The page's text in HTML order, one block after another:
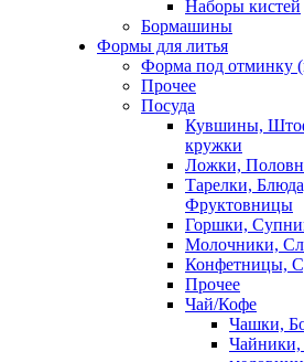
Наборы кистей
Бормашины
Формы для литья
Форма под отминку
Прочее
Посуда
Кувшины,
кружки
Ложки,
Тарелки,
Фруктовницы
Горшки,
Молочники,
Конфетницы,
Прочее
Чай/Кофе
Чашки,
Чайники,